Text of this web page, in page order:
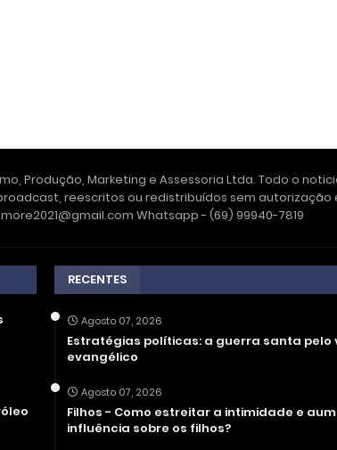
Produção, Marketing e Assessoria Ltda. Todo o
reescritos ou redistribuídos sem autorização
Whatsapp - (69) 99940-7819
RECENTES
Agosto 07, 2026
Estratégias políticas: a guerra santa pelo
evangélico
Agosto 07, 2026
Filhos - Como estreitar a intimidade e
influência sobre os filhos?